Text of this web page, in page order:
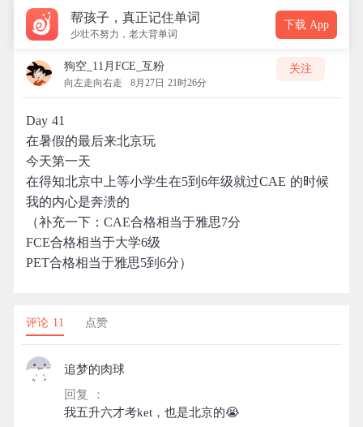
帮孩子，真正记住单词
少壮不努力，老大背单词
下载 App
狗空_11月FCE_互粉
向左走向右走 8月27日 21时26分
关注
Day 41
在暑假的最后来北京玩
今天第一天
在得知北京中上等小学生在5到6年级就过CAE 的时候
我的内心是奔溃的
（补充一下：CAE合格相当于雅思7分
FCE合格相当于大学6级
PET合格相当于雅思5到6分）
评论 11 点赞
追梦的肉球
回复 ：